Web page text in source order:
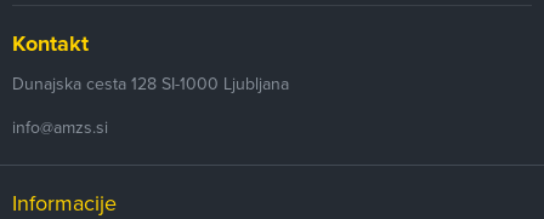
Kontakt
Dunajska cesta 128 SI-1000 Ljubljana
info@amzs.si
Informacije